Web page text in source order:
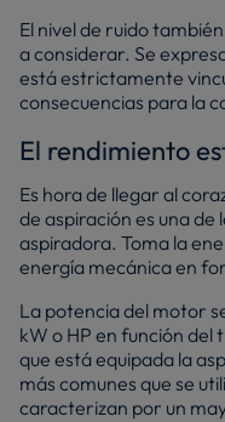
El nivel de ruido
a considerar. Se
está estrictamente
consecuencias para la
El rendimiento
Es hora de llegar al
de aspiración es una
aspiradora. Toma la
energía mecánica en
La potencia del motor
kW o HP en función del
que está equipada la
más comunes que se
caracterizan por un